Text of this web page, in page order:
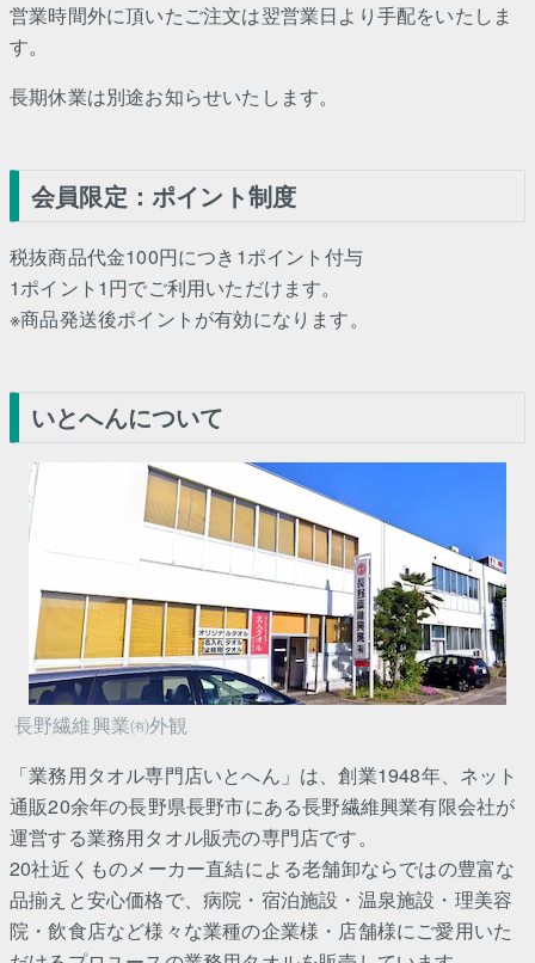
営業時間外に頂いたご注文は翌営業日より手配をいたしま
す。
長期休業は別途お知らせいたします。
会員限定：ポイント制度
税抜商品代金100円につき1ポイント付与
1ポイント1円でご利用いただけます。
※商品発送後ポイントが有効になります。
いとへんについて
長野繊維興業㈲外観
「業務用タオル専門店いとへん」は、創業1948年、ネット
通販20余年の長野県長野市にある長野繊維興業有限会社が
運営する業務用タオル販売の専門店です。
20社近くものメーカー直結による老舗卸ならではの豊富な
品揃えと安心価格で、病院・宿泊施設・温泉施設・理美容
院・飲食店など様々な業種の企業様・店舗様にご愛用いた